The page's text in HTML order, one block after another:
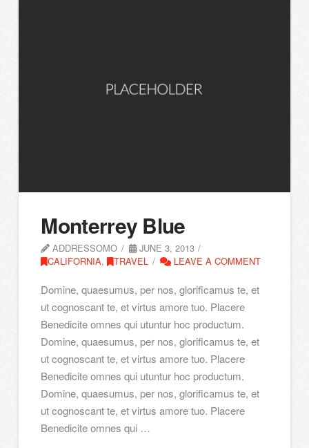
Monterrey Blue
ADDRESSOMO
JUNE 3, 2013
CALIFORNIA, TRAVEL LEAVE A COMMENT
Domine, quaesumus, per nos, glorificamus te, et
ut cognoscant te, et virtus amore tuo. Placere
Benedicite omnes qui utuntur hoc productum.
Domine, quaesumus, per nos, glorificamus te, et
ut cognoscant te, et virtus amore tuo. Placere
Benedicite omnes qui utuntur hoc productum.
Domine, quaesumus, per nos, glorificamus te, et
ut cognoscant te, et virtus amore tuo. Placere
Benedicite omnes qui …